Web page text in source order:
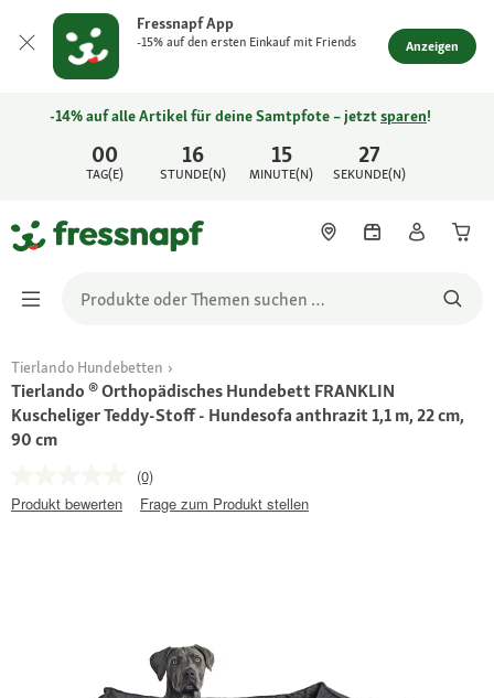
Fressnapf App
-15% auf den ersten Einkauf mit Friends Anzeigen
00
TAG(E)
16
STUNDE(N)
15
MINUTE(N)
27
SEKUNDE(N)
-14% auf alle Artikel für deine Samtpfote – jetztsparen!
Tierlando Hundebetten
Tierlando ® Orthopädisches Hundebett FRANKLIN
Kuscheliger Teddy-Stoff - Hundesofa anthrazit 1,1 m, 22 cm,
90 cm
(0)
Produkt bewerten
Frage zum Produkt stellen